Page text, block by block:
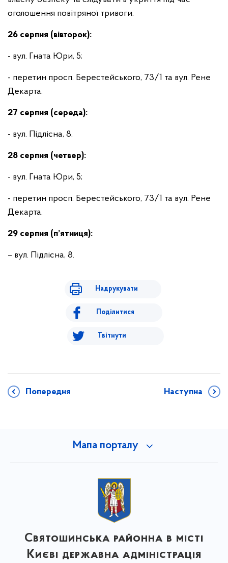
оголошення повітряної тривоги.
26 серпня (вівторок):
- вул. Гната Юри, 5;
- перетин просп. Берестейського, 73/1 та вул. Рене
Декарта.
27 серпня (середа):
- вул. Підлісна, 8.
28 серпня (четвер):
- вул. Гната Юри, 5;
- перетин просп. Берестейського, 73/1 та вул. Рене
Декарта.
29 серпня (п’ятниця):
– вул. Підлісна, 8.
Надрукувати
Поділитися
Твітнути
Попередня Наступна
Мапа порталу
Святошинська районна в місті
Києві державна адміністрація